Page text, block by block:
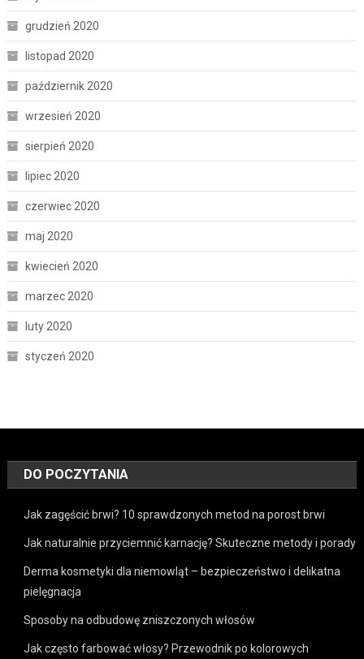
grudzień 2020
listopad 2020
październik 2020
wrzesień 2020
sierpień 2020
lipiec 2020
czerwiec 2020
maj 2020
kwiecień 2020
marzec 2020
luty 2020
styczeń 2020
DO POCZYTANIA
Jak zagęścić brwi? 10 sprawdzonych metod na porost brwi
Jak naturalnie przyciemnić karnację? Skuteczne metody i porady
Derma kosmetyki dla niemowląt – bezpieczeństwo i delikatna
pielęgnacja
Sposoby na odbudowę zniszczonych włosów
Jak często farbować włosy? Przewodnik po kolorowych